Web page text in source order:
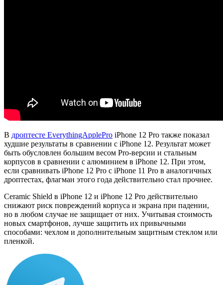
В дроптесте EverythingApplePro iPhone 12 Pro также показал
худшие результаты в сравнении с iPhone 12. Результат может
быть обусловлен большим весом Pro-версии и стальным
корпусов в сравнении с алюминием в iPhone 12. При этом,
если сравнивать iPhone 12 Pro с iPhone 11 Pro в аналогичных
дроптестах, флагман этого года действительно стал прочнее.
Ceramic Shield в iPhone 12 и iPhone 12 Pro действительно
снижают риск повреждений корпуса и экрана при падении,
но в любом случае не защищает от них. Учитывая стоимость
новых смартфонов, лучше защитить их привычными
способами: чехлом и дополнительным защитным стеклом или
пленкой.